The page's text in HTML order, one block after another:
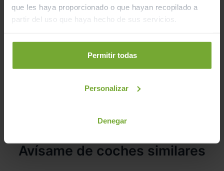
que les haya proporcionado o que hayan recopilado a
partir del uso que haya hecho de sus servicios.
Permitir todas
Personalizar
Denegar
¿No encuentras tu coche?
Nosotros lo encontramos por ti al mejor precio
Avísame de coches similares